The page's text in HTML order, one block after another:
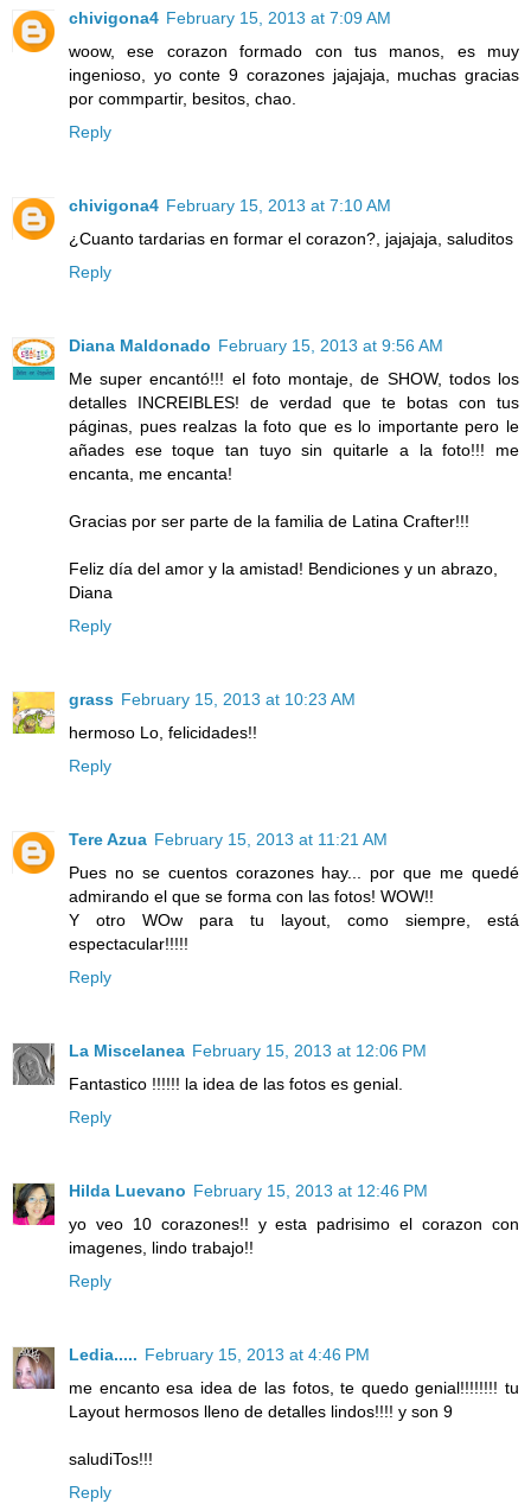
chivigona4 February 15, 2013 at 7:09 AM
woow, ese corazon formado con tus manos, es muy
ingenioso, yo conte 9 corazones jajajaja, muchas gracias
por commpartir, besitos, chao.
Reply
chivigona4 February 15, 2013 at 7:10 AM
¿Cuanto tardarias en formar el corazon?, jajajaja, saluditos
Reply
Diana Maldonado February 15, 2013 at 9:56 AM
Me super encantó!!! el foto montaje, de SHOW, todos los
detalles INCREIBLES! de verdad que te botas con tus
páginas, pues realzas la foto que es lo importante pero le
añades ese toque tan tuyo sin quitarle a la foto!!! me
encanta, me encanta!
Gracias por ser parte de la familia de Latina Crafter!!!
Feliz día del amor y la amistad! Bendiciones y un abrazo,
Diana
Reply
grass February 15, 2013 at 10:23 AM
hermoso Lo, felicidades!!
Reply
Tere Azua February 15, 2013 at 11:21 AM
Pues no se cuentos corazones hay... por que me quedé
admirando el que se forma con las fotos! WOW!!
Y otro WOw para tu layout, como siempre, está
espectacular!!!!!
Reply
La Miscelanea February 15, 2013 at 12:06 PM
Fantastico !!!!!! la idea de las fotos es genial.
Reply
Hilda Luevano February 15, 2013 at 12:46 PM
yo veo 10 corazones!! y esta padrisimo el corazon con
imagenes, lindo trabajo!!
Reply
Ledia..... February 15, 2013 at 4:46 PM
me encanto esa idea de las fotos, te quedo genial!!!!!!!! tu
Layout hermosos lleno de detalles lindos!!!! y son 9
saludiTos!!!
Reply